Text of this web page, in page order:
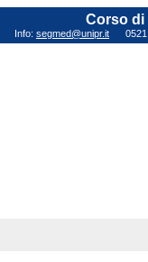
Corso di
Info: segmed@unipr.it